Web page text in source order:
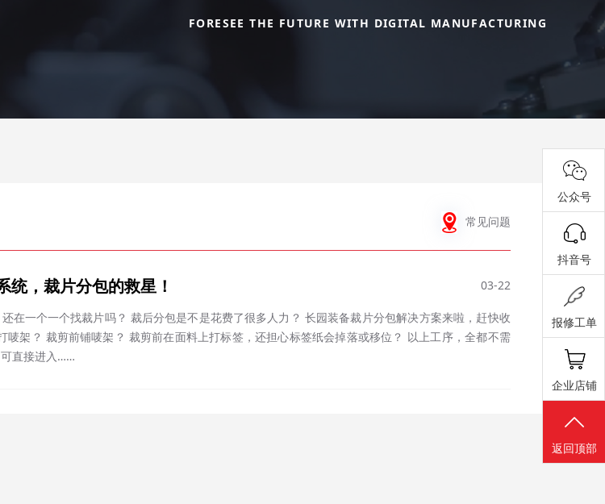
FORESEE THE FUTURE WITH DIGITAL MANUFACTURING
常见问题
03-22
，裁片分包的救星！
可直接进入……
公众号
抖音号
报修工单
企业店铺
返回顶部